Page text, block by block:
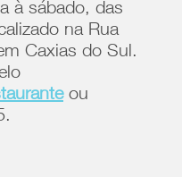
à sábado, das
na Rua
Caxias do Sul.
ou